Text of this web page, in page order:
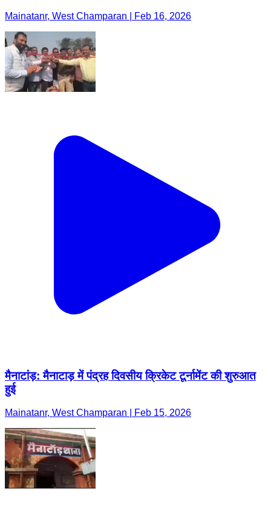
Mainatanr, West Champaran | Feb 16, 2026
मैनाटांड़: मैनाटाड़ में पंद्रह दिवसीय क्रिकेट टूर्नामेंट की शुरुआत
हुई
Mainatanr, West Champaran | Feb 15, 2026